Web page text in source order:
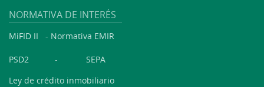
NORMATIVA DE INTERÉS
MiFID II - Normativa EMIR
PSD2 - SEPA
Ley de crédito inmobiliario